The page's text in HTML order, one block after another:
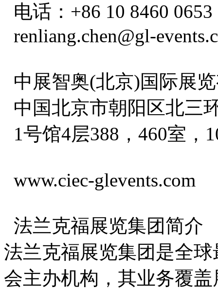
电话：+86 10 8460 0653
renliang.chen@gl-
中展智奥(北京)国际展
中国北京市朝阳区北三
1号馆4层388，460室，
www.ciec-glevents.com
法兰克福展览集团简介
法兰克福展览集团是全
会主办机构，其业务覆